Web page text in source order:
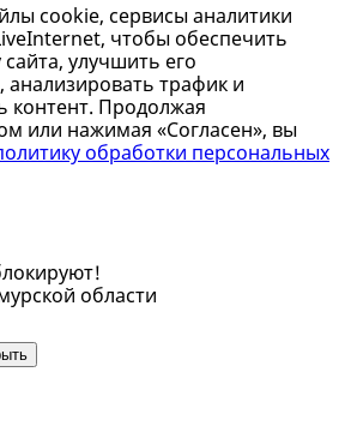
cookie, сервисы аналитики
чтобы обеспечить
улучшить его
трафик и
контент. Продолжая
или нажимая «Согласен», вы
обработки персональных
области